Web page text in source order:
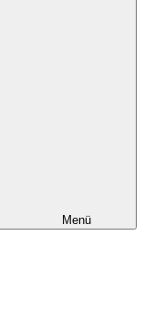
Menü